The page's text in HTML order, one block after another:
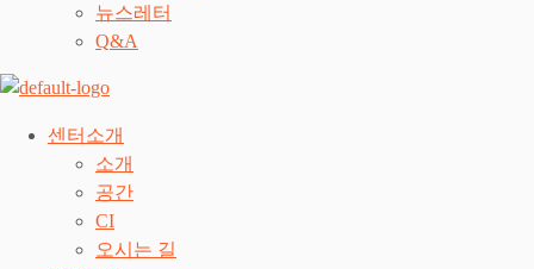
뉴스레터
Q&A
센터소개
소개
공간
CI
오시는 길